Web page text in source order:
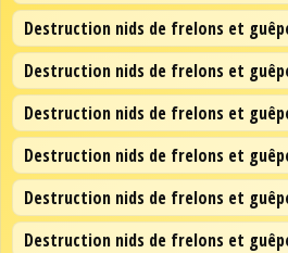
Destruction nids de frelons et
Destruction nids de frelons et
Destruction nids de frelons et
Destruction nids de frelons et
Destruction nids de frelons et
Destruction nids de frelons et